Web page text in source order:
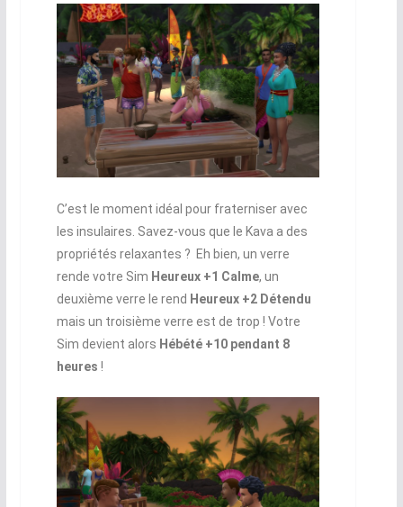
C’est le moment idéal pour fraterniser avec
les insulaires. Savez-vous que le Kava a des
propriétés relaxantes ? Eh bien, un verre
rende votre Sim Heureux +1 Calme, un
deuxième verre le rend Heureux +2 Détendu
mais un troisième verre est de trop ! Votre
Sim devient alors Hébété +10 pendant 8
heures !